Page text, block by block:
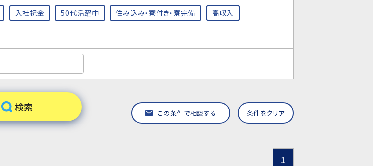
入社祝金 50代活躍中 住み込み・寮付き・寮完備 高収入
この条件で相談する 条件をクリア
1